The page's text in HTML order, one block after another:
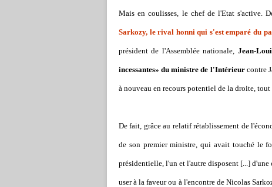
Mais en coulisses, le chef de l'Etat s'active.
Sarkozy, le rival honni qui s'est emparé du
président de l'Assemblée nationale, Jean-
incessantes» du ministre de l'Intérieurcontre
à nouveau en recours potentiel de la droite,
De fait, grâce au relatif rétablissement de
de son premier ministre, qui avait touché le
présidentielle, l'un et l'autre disposent [...]
user à la faveur ou à l'encontre de Nicolas